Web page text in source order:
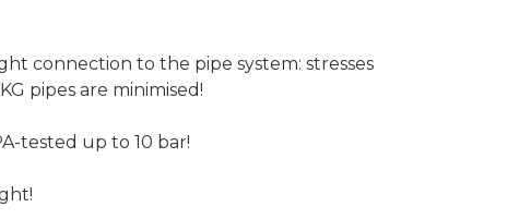
connection to the pipe system: stresses
pipes are minimised!
tested up to 10 bar!